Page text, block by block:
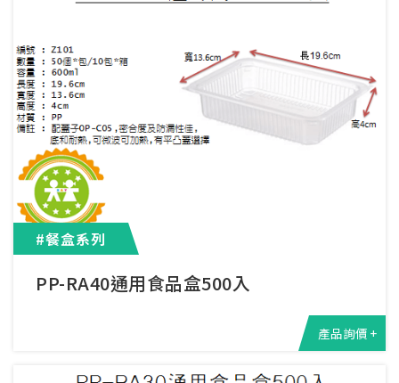
#餐盒系列
PP-RA40通用食品盒500入
產品詢價 +